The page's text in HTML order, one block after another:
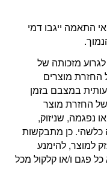
התאמה ייגבו דמי
מזכותה של
מוצרים
במצבם בזמן
החזרת מוצר
נפגמה, שניזוק,
כן מתבקשות
למוצר, להימנע
פגם ו/או קלקול מכל